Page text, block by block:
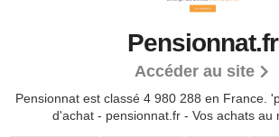
Pensionnat.fr
Accéder au site
Pensionnat est classé 4 980 288 en France.
d'achat - pensionnat.fr - Vos achats au